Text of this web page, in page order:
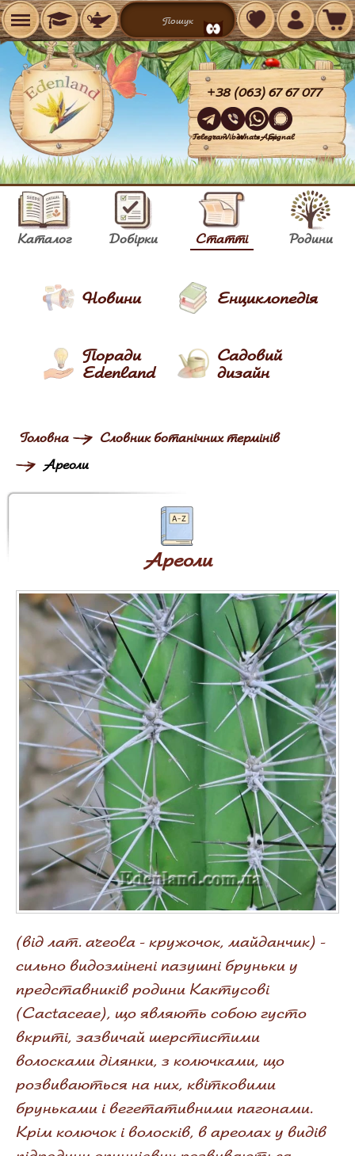
TelegramViberWhatsAppSignal
+38 (063) 67 67 077
Каталог Добірки Статті Родини
Новини Енциклопедія
Поради
Edenland
Садовий
дизайн
Головна
Словник ботанічних термінів
Ареоли
Ареоли
(від лат. areola - кружочок, майданчик) -
сильно видозмінені пазушні бруньки у
представників родини Кактусові
(Cactaceae), що являють собою густо
вкриті, зазвичай шерстистими
волосками ділянки, з колючками, що
розвиваються на них, квітковими
бруньками і вегетативними пагонами.
Крім колючок і волосків, в ареолах у видів